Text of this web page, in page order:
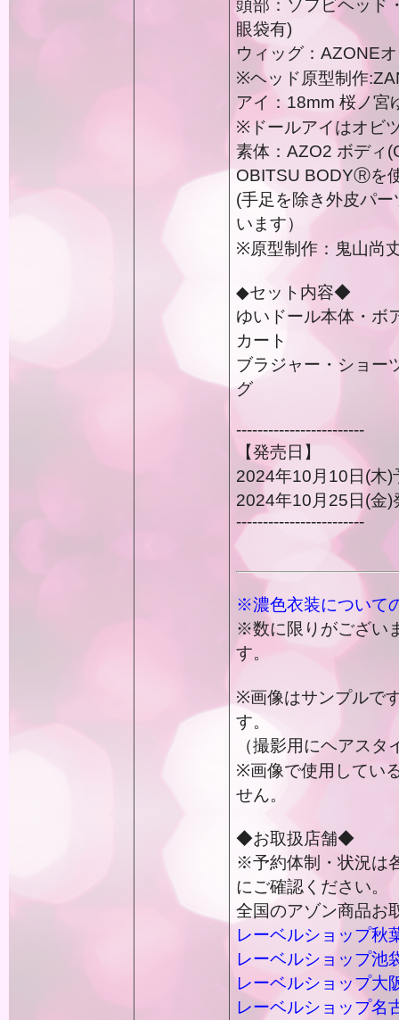
頭部：ソフビヘッド
眼袋有)
ウィッグ：AZONE
※ヘッド原型制作
アイ：18mm 桜ノ宮
※ドールアイはオビ
素体：AZO2 ボディ
OBITSU BODYⓇを
(手足を除き外皮パ
います）
※原型制作：鬼山尚
◆セット内容◆
ゆいドール本体・ボ
カート
ブラジャー・ショー
グ
------------------------
【発売日】
2024年10月10日(木)
2024年10月25日(金)
------------------------
※濃色衣装について
※数に限りがござい
す。
※画像はサンプルで
す。
（撮影用にヘアス
※画像で使用してい
せん。
◆お取扱店舗◆
※予約体制・状況は
にご確認ください。
全国のアゾン商品お
レーベルショップ秋
レーベルショップ池
レーベルショップ大
レーベルショップ名